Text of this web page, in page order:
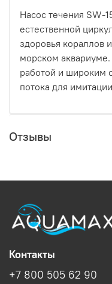
Насос течения SW-
естественной
здоровья кораллов
морском аквариуме.
работой и широким
потока для
Отзывы
Контакты
+7 800 505 62 90